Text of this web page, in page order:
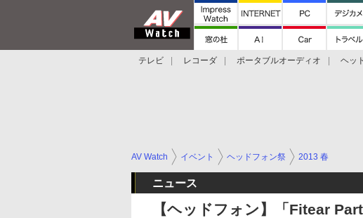
テレビ レコーダ ポータブルオーディオ ヘッ
AV Watch イベント ヘッドフォン祭 2013 春
ニュース
【ヘッドフォン】「Fitear